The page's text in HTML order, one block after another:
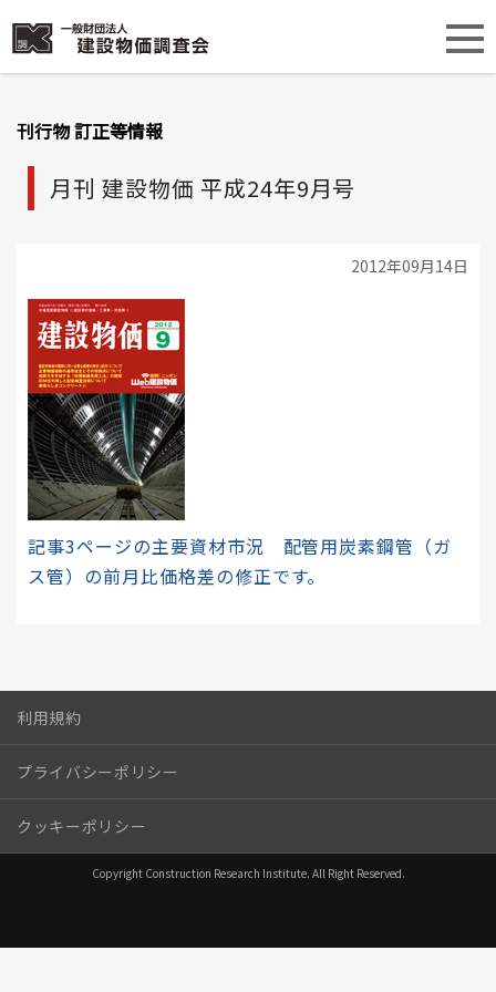
刊行物 訂正等情報
月刊 建設物価 平成24年9月号
2012年09月14日
記事3ページの主要資材市況 配管用炭素鋼管（ガ
ス管）の前月比価格差の修正です。
利用規約
プライバシーポリシー
クッキーポリシー
Copyright Construction Research Institute. All Right Reserved.